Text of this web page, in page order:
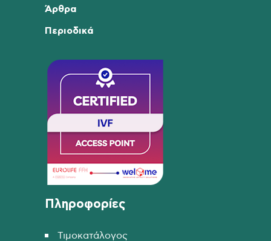
Άρθρα
Περιοδικά
Πληροφορίες
Τιμοκατάλογος